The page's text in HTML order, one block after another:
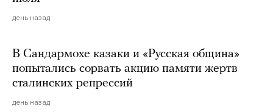
день назад
В Сандармохе казаки и «Русская община»
попытались сорвать акцию памяти жертв
сталинских репрессий
день назад